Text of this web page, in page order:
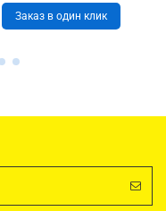
Заказ в один клик